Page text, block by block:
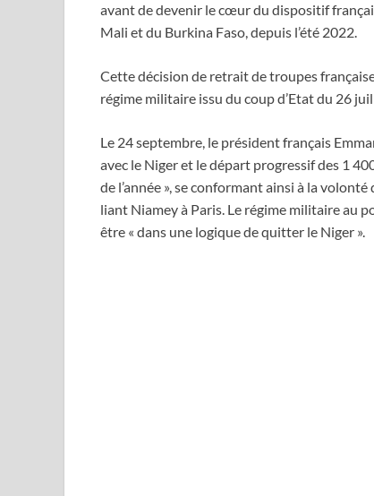
avant de devenir le cœur du dispositif
Mali et du Burkina Faso, depuis l’été 2022.
Cette décision de retrait de troupes
régime militaire issu du coup d’Etat du 26
Le 24 septembre, le président français
avec le Niger et le départ progressif des 1
de l’année », se conformant ainsi à la
liant Niamey à Paris. Le régime militaire au
être « dans une logique de quitter le Niger ».